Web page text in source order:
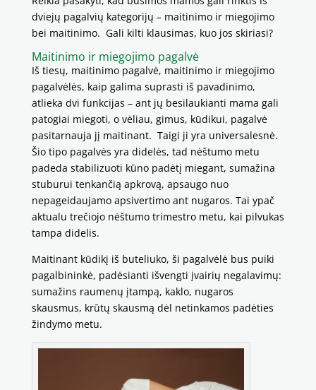
dviejų pagalvių kategorijų – maitinimo ir miegojimo
bei maitinimo. Gali kilti klausimas, kuo jos skiriasi?
Maitinimo ir miegojimo pagalvė
Iš tiesų, maitinimo pagalvė, maitinimo ir miegojimo
pagalvėlės, kaip galima suprasti iš pavadinimo,
atlieka dvi funkcijas – ant jų besilaukianti mama gali
patogiai miegoti, o vėliau, gimus, kūdikui, pagalvė
pasitarnauja jį maitinant. Taigi ji yra universalesnė.
Šio tipo pagalvės yra didelės, tad nėštumo metu
padeda stabilizuoti kūno padėtį miegant, sumažina
stuburui tenkančią apkrovą, apsaugo nuo
nepageidaujamo apsivertimo ant nugaros. Tai ypač
aktualu trečiojo nėštumo trimestro metu, kai pilvukas
tampa didelis.
Maitinant kūdikį iš buteliuko, ši pagalvėlė bus puiki
pagalbininkė, padėsianti išvengti įvairių negalavimų:
sumažins raumenų įtampą, kaklo, nugaros
skausmus, krūtų skausmą dėl netinkamos padėties
žindymo metu.